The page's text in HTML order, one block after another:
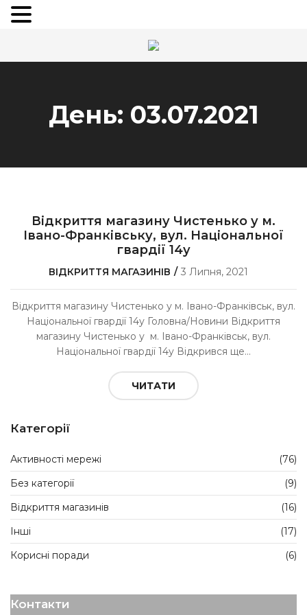
День: 03.07.2021
Відкриття магазину Чистенько у м.
Івано-Франківську, вул. Національної
гвардії 14у
ВІДКРИТТЯ МАГАЗИНІВ 3 Липня, 2021
Відкриття магазину Чистенько у м. Івано-Франківськ, вул.
Національної гвардії 14у Головна/Новини Відкриття
магазину Чистенько у м. Івано-Франківськ, вул.
Національної гвардії 14у Відкрився ще...
ЧИТАТИ
Категорії
Активності мережі
(76)
Без категорії
(9)
Відкриття магазинів
(16)
Інші
(17)
Корисні поради
(6)
Контакти